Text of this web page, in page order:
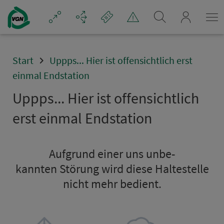
Navigation überspringen
Start
Uppps... Hier ist offensichtlich erst
einmal Endstation
Uppps... Hier ist offensichtlich
erst einmal Endsta­ti­on
Aufgrund einer uns un­be­
kannten Störung wird diese Hal­te­stel­le
nicht mehr bedient.